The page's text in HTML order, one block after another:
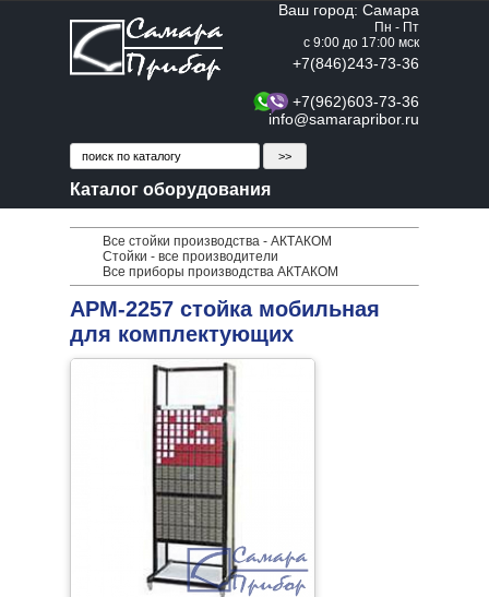
Ваш город: Самара
Пн - Пт
с 9:00 до 17:00 мск
+7(846)243-73-36
+7(962)603-73-36
info@samarapribor.ru
Каталог оборудования
Все стойки производства - АКТАКОМ
Стойки - все производители
Все приборы производства АКТАКОМ
АРМ-2257 стойка мобильная
для комплектующих